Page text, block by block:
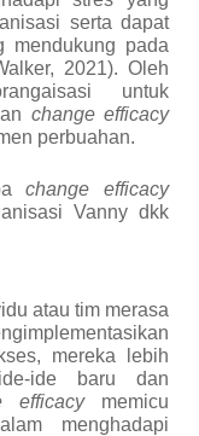
serta dapat
mendukung pada
2021). Oleh
untuk
change efficacy
perbuahan.
change efficacy
Vanny dkk
atau tim merasa
mereka lebih
ide baru dan
efficacymemicu
menghadapi